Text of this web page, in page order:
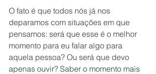
O fato é que todos nós já nos
deparamos com situações em que
pensamos: será que esse é o melhor
momento para eu falar algo para
aquela pessoa? Ou será que devo
apenas ouvir? Saber o momento mais